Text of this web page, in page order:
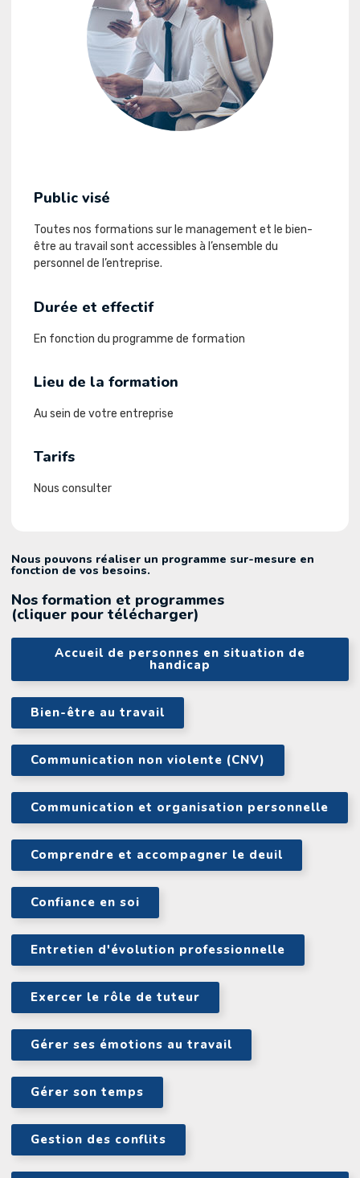
Nous pouvons réaliser un programme sur-mesure en
fonction de vos besoins.
Nos formation et programmes
(cliquer pour télécharger)
Accueil de personnes en situation de
handicap
Bien-être au travail
Communication non violente (CNV)
Communication et organisation personnelle
Comprendre et accompagner le deuil
Confiance en soi
Entretien d'évolution professionnelle
Exercer le rôle de tuteur
Gérer ses émotions au travail
Gérer son temps
Gestion des conflits
Public visé
Toutes nos formations sur le management et le bien-
être au travail sont accessibles à l’ensemble du
personnel de l’entreprise.
Durée et effectif
En fonction du programme de formation
Lieu de la formation
Au sein de votre entreprise
Tarifs
Nous consulter